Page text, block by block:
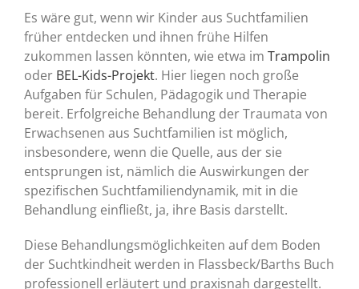
Es wäre gut, wenn wir Kinder aus Suchtfamilien
früher entdecken und ihnen frühe Hilfen
zukommen lassen könnten, wie etwa im Trampolin
oder BEL-Kids-Projekt. Hier liegen noch große
Aufgaben für Schulen, Pädagogik und Therapie
bereit. Erfolgreiche Behandlung der Traumata von
Erwachsenen aus Suchtfamilien ist möglich,
insbesondere, wenn die Quelle, aus der sie
entsprungen ist, nämlich die Auswirkungen der
spezifischen Suchtfamiliendynamik, mit in die
Behandlung einfließt, ja, ihre Basis darstellt.
Diese Behandlungsmöglichkeiten auf dem Boden
der Suchtkindheit werden in Flassbeck/Barths Buch
professionell erläutert und praxisnah dargestellt.